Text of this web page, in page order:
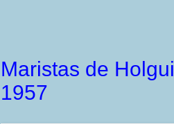
Maristas de
1957